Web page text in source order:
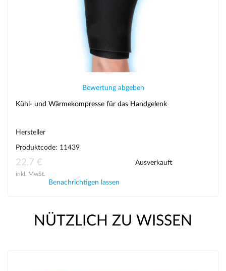
Bewertung abgeben
Kühl- und Wärmekompresse für das Handgelenk
Hersteller
Produktcode: 11439
22,7 €
inkl. MwSt.
Ausverkauft
Benachrichtigen lassen
NÜTZLICH ZU WISSEN